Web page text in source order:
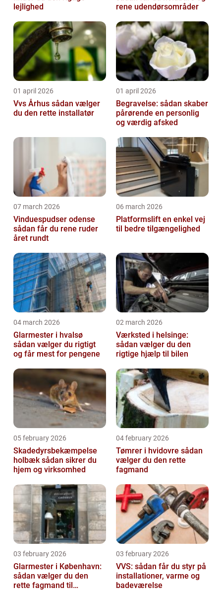
lejlighed
rene udendørsområder
01 april 2026
Vvs Århus sådan vælger
du den rette installatør
01 april 2026
Begravelse: sådan skaber
pårørende en personlig
og værdig afsked
07 march 2026
Vinduespudser odense
sådan får du rene ruder
året rundt
06 march 2026
Platformslift en enkel vej
til bedre tilgængelighed
04 march 2026
Glarmester i hvalsø
sådan vælger du rigtigt
og får mest for pengene
02 march 2026
Værksted i helsinge:
sådan vælger du den
rigtige hjælp til bilen
05 february 2026
Skadedyrsbekæmpelse
holbæk sådan sikrer du
hjem og virksomhed
04 february 2026
Tømrer i hvidovre sådan
vælger du den rette
fagmand
03 february 2026
Glarmester i København:
sådan vælger du den
rette fagmand til
03 february 2026
VVS: sådan får du styr på
installationer, varme og
badeværelse